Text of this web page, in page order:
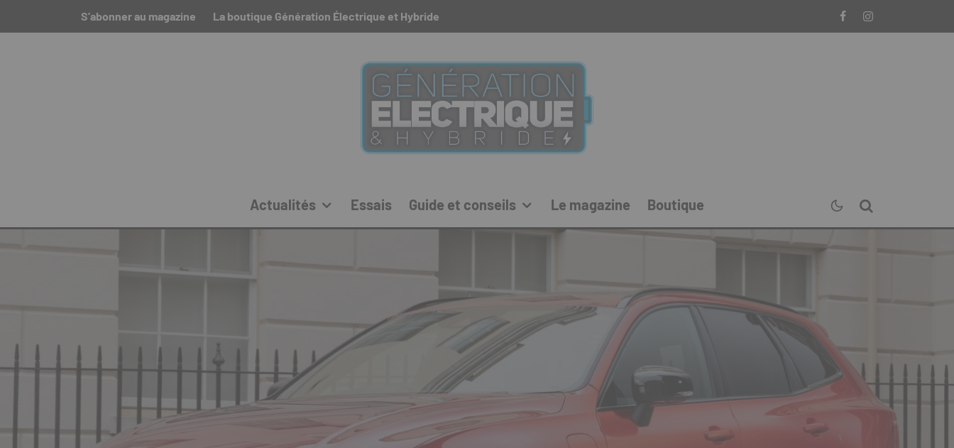
S’abonner au magazine La boutique Génération Électrique et Hybride
Actualités Essais Guide et conseils Le magazine Boutique